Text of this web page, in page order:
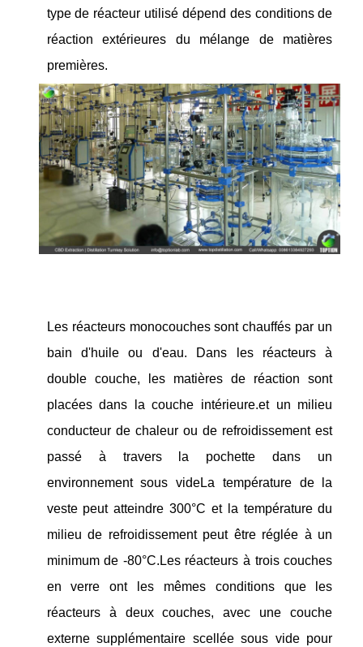
type de réacteur utilisé dépend des conditions de
réaction extérieures du mélange de matières
premières.
Les réacteurs monocouches sont chauffés par un
bain d'huile ou d'eau. Dans les réacteurs à
double couche, les matières de réaction sont
placées dans la couche intérieure.et un milieu
conducteur de chaleur ou de refroidissement est
passé à travers la pochette dans un
environnement sous videLa température de la
veste peut atteindre 300°C et la température du
milieu de refroidissement peut être réglée à un
minimum de -80°C.Les réacteurs à trois couches
en verre ont les mêmes conditions que les
réacteurs à deux couches, avec une couche
externe supplémentaire scellée sous vide pour